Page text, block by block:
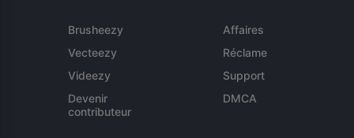
Brusheezy
Vecteezy
Videezy
Devenir
contributeur
Affaires
Réclame
Support
DMCA